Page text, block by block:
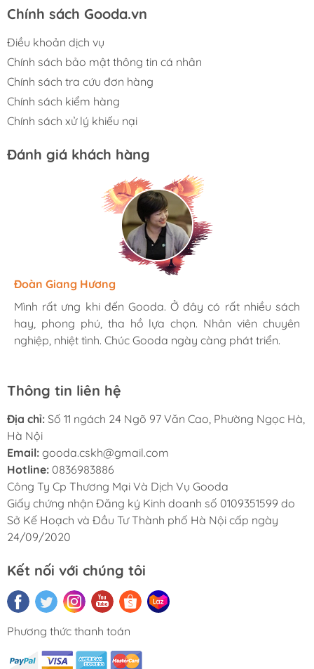
Chính sách Gooda.vn
Điều khoản dịch vụ
Chính sách bảo mật thông tin cá nhân
Chính sách tra cứu đơn hàng
Chính sách kiểm hàng
Chính sách xử lý khiếu nại
Đánh giá khách hàng
Hương Suri
Mình rất ưng khi đến Gooda. Ở đây có rất nhiều sách
hay, phong phú, tha hồ lựa chọn. Nhân viên chuyên
nghiệp, nhiệt tình. Chúc Gooda ngày càng phát triển.
Đoàn Giang Hương
Mình rất ưng khi đến Gooda. Ở đây có rất nhiều sách
hay, phong phú, tha hồ lựa chọn. Nhân viên chuyên
nghiệp, nhiệt tình. Chúc Gooda ngày càng phát triển.
Ngọc Anh
Mình rất ưng khi đến Gooda. Ở đây có rất nhiều sách
hay, phong phú, tha hồ lựa chọn. Nhân viên chuyên
nghiệp, nhiệt tình. Chúc Gooda ngày càng phát triển.
Thông tin liên hệ
Địa chỉ: Số 11 ngách 24 Ngõ 97 Văn Cao, Phường Ngọc Hà,
Hà Nội
Email: gooda.cskh@gmail.com
Hotline: 0836983886
Công Ty Cp Thương Mại Và Dịch Vụ Gooda
Giấy chứng nhận Đăng ký Kinh doanh số 0109351599 do
Sở Kế Hoạch và Đầu Tư Thành phố Hà Nội cấp ngày
24/09/2020
Kết nối với chúng tôi
Phương thức thanh toán